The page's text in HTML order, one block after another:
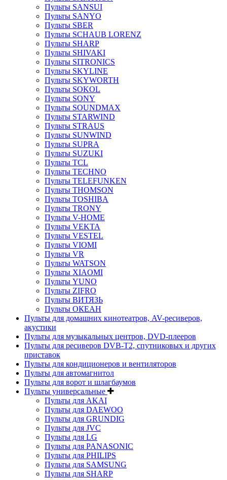
Пульты SANSUI
Пульты SANYO
Пульты SBER
Пульты SCHAUB LORENZ
Пульты SHARP
Пульты SHIVAKI
Пульты SITRONICS
Пульты SKYLINE
Пульты SKYWORTH
Пульты SOKOL
Пульты SONY
Пульты SOUNDMAX
Пульты STARWIND
Пульты STRAUS
Пульты SUNWIND
Пульты SUPRA
Пульты SUZUKI
Пульты TCL
Пульты TECHNO
Пульты TELEFUNKEN
Пульты THOMSON
Пульты TOSHIBA
Пульты TRONY
Пульты V-HOME
Пульты VEKTA
Пульты VESTEL
Пульты VIOMI
Пульты VR
Пульты WATSON
Пульты XIAOMI
Пульты YUNO
Пульты ZIFRO
Пульты ВИТЯЗЬ
Пульты ОКЕАН
Пульты для домашних кинотеатров, AV-ресиверов,
акустики
Пульты для музыкальных центров, DVD-плееров
Пульты для ресиверов DVB-T2, спутниковых и других
приставок
Пульты для кондиционеров и вентиляторов
Пульты для автомагнитол
Пульты для ворот и шлагбаумов
Пульты универсальные
Пульты для AKAI
Пульты для DAEWOO
Пульты для GRUNDIG
Пульты для JVC
Пульты для LG
Пульты для PANASONIC
Пульты для PHILIPS
Пульты для SAMSUNG
Пульты для SHARP